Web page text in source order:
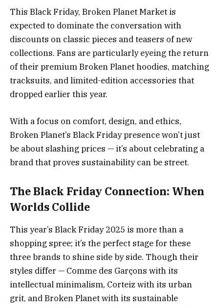
This Black Friday, Broken Planet Market is
expected to dominate the conversation with
discounts on classic pieces and teasers of new
collections. Fans are particularly eyeing the return
of their premium Broken Planet hoodies, matching
tracksuits, and limited-edition accessories that
dropped earlier this year.
With a focus on comfort, design, and ethics,
Broken Planet’s Black Friday presence won’t just
be about slashing prices — it’s about celebrating a
brand that proves sustainability can be street.
The Black Friday Connection: When
Worlds Collide
This year’s Black Friday 2025 is more than a
shopping spree; it’s the perfect stage for these
three brands to shine side by side. Though their
styles differ — Comme des Garçons with its
intellectual minimalism, Corteiz with its urban
grit, and Broken Planet with its sustainable